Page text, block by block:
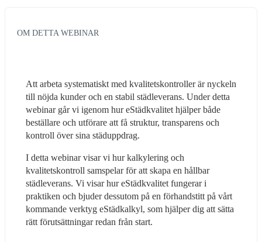
OM DETTA WEBINAR
Att arbeta systematiskt med kvalitetskontroller är nyckeln
till nöjda kunder och en stabil städleverans. Under detta
webinar går vi igenom hur eStädkvalitet hjälper både
beställare och utförare att få struktur, transparens och
kontroll över sina städuppdrag.
I detta webinar visar vi hur kalkylering och
kvalitetskontroll samspelar för att skapa en hållbar
städleverans. Vi visar hur eStädkvalitet fungerar i
praktiken och bjuder dessutom på en förhandstitt på vårt
kommande verktyg eStädkalkyl, som hjälper dig att sätta
rätt förutsättningar redan från start.